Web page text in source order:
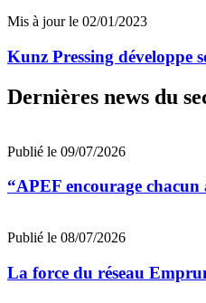
Mis à jour le 02/01/2023
Kunz Pressing développe
Dernières news du
Publié le 09/07/2026
“APEF encourage chacun
Publié le 08/07/2026
La force du réseau